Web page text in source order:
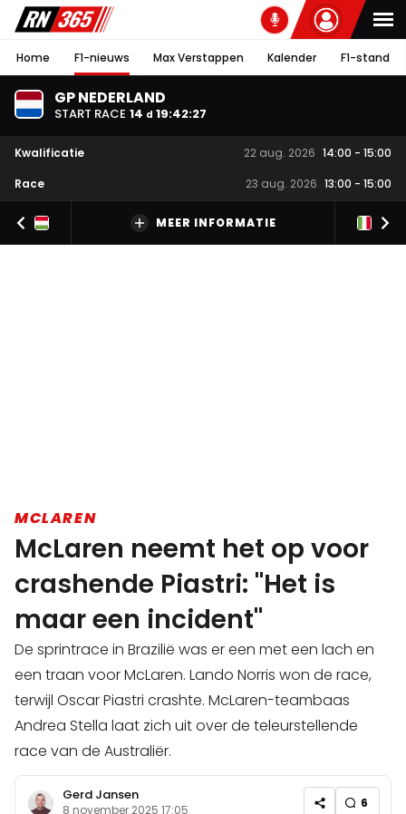
Home F1-nieuws Max Verstappen Kalender F1-stand
GP NEDERLAND
START RACE 14 d 19:42:26
Kwalificatie 22 aug. 2026 14:00 - 15:00
Race
23 aug. 2026 13:00 - 15:00
MEER INFORMATIE
MCLAREN
McLaren neemt het op voor
crashende Piastri: "Het is
maar een incident"
De sprintrace in Brazilië was er een met een lach en
een traan voor McLaren. Lando Norris won de race,
terwijl Oscar Piastri crashte. McLaren-teambaas
Andrea Stella laat zich uit over de teleurstellende
race van de Australiër.
Gerd Jansen
8 november 2025 17:05 6